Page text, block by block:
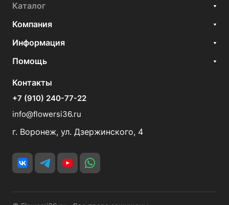
Каталог
Компания
Информация
Помощь
Контакты
+7 (910) 240-77-22
info@flowersi36.ru
г. Воронеж, ул. Дзержинского, 4